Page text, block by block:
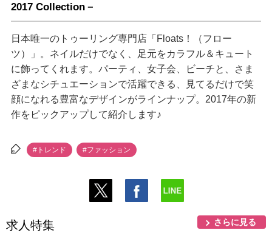
2017 Collection－
日本唯一のトゥーリング専門店「Floats！（フロー
ツ）」。ネイルだけでなく、足元をカラフル＆キュート
に飾ってくれます。パーティ、女子会、ビーチと、さま
ざまなシチュエーションで活躍できる、見てるだけで笑
顔になれる豊富なデザインがラインナップ。2017年の新
作をピックアップして紹介します♪
#トレンド #ファッション
求人特集 さらに見る